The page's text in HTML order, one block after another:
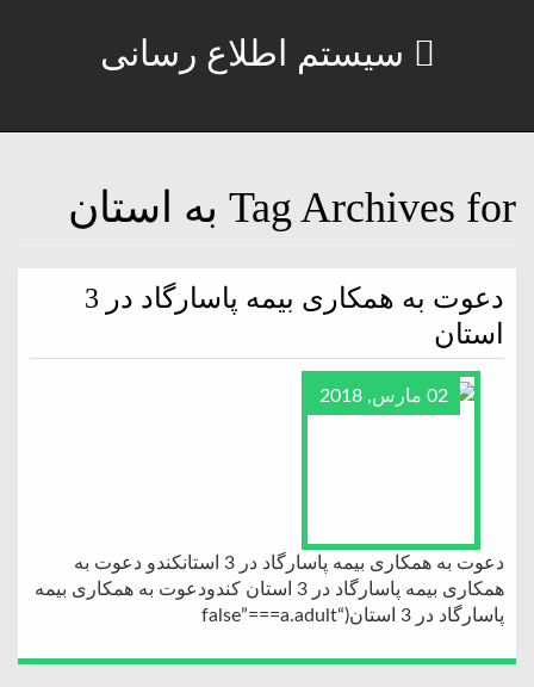
سیستم اطلاع رسانی
Tag Archives for به استان
دعوت به همکاری بیمه پاسارگاد در 3
استان
02 مارس, 2018
دعوت به همکاری بیمه پاسارگاد در 3 استانکندو دعوت به
همکاری بیمه پاسارگاد در 3 استان کندودعوت به همکاری بیمه
پاسارگاد در 3 استان(“false”===a.adult